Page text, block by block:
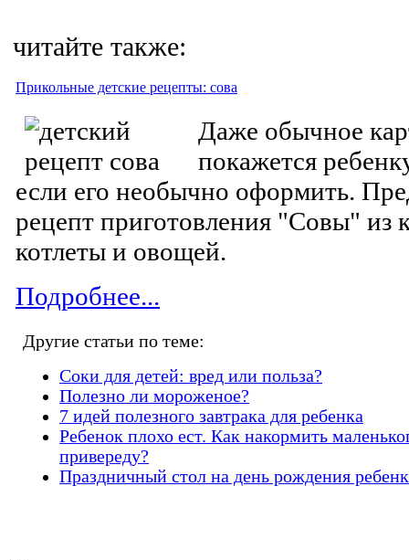
читайте также:
Прикольные детские рецепты: сова
Даже обычное
покажется
если его необычно оформить.
рецепт приготовления "Совы" из
котлеты и овощей.
Подробнее...
Другие статьи по теме:
Соки для детей: вред или польза?
Полезно ли мороженое?
7 идей полезного завтрака для ребенка
Ребенок плохо ест. Как накормить
привереду?
Праздничный стол на день рождения